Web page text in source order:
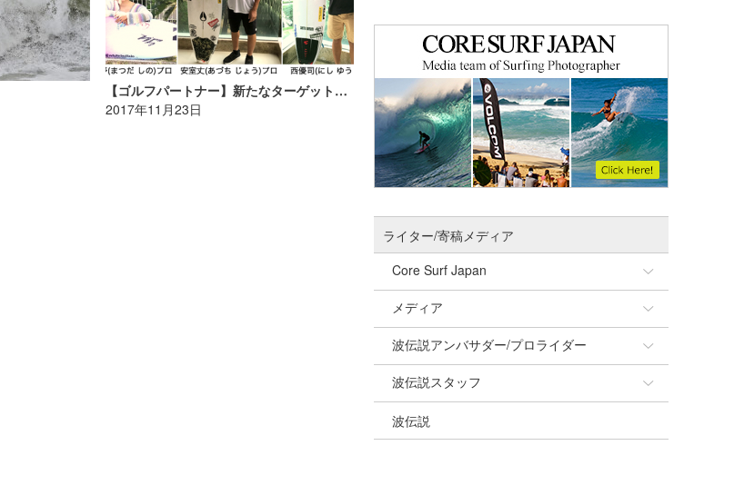
【ゴルフパートナー】新たなターゲットは「若年層」 スノーボーダーに続き、さらにプロサーファーとスポンサー契約！
2017年11月23日
沖縄
ライター/寄稿メディア
Core Surf Japan
Naoya Kimoto
mitsuteru Kamio
Yasunari Inoue
Yoshiyuki Obata
メディア
SURFMEDIA
Colors MAGAZINE
WAVAL
波伝説アンバサダー/プロライダー
福島寿実子
中浦“JET”章
波伝説スタッフ
☆加藤
波伝説